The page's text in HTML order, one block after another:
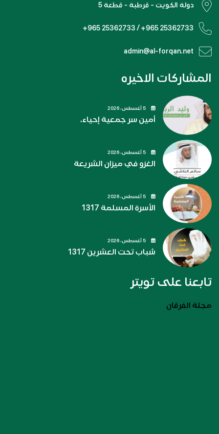
دولة الكويت - قرطبة - قطعة 5
+965 25362733 / +965 25362733
admin@al-forqan.net
المشاركات الاخيره
أمين سر جمعية إحياء.
الغزو في ميزان الشريعة
الأسرة المسلمة 1317
شباب تحت العشرين 1317
تابعنا على تويتر
مجلة الفرقان